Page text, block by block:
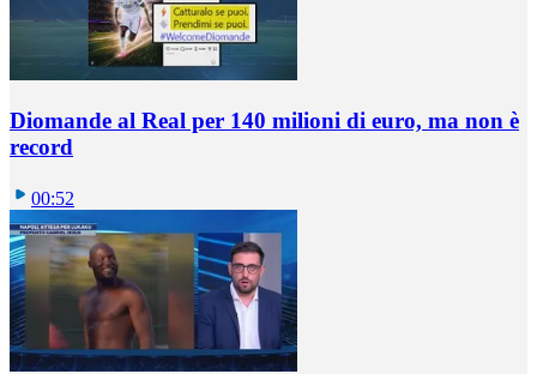
Diomande al Real per 140 milioni di euro, ma non è
record
00:52